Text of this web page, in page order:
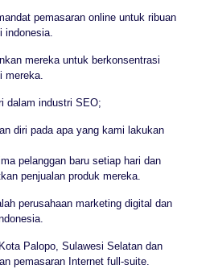
pemasaran online untuk ribuan
indonesia.
mereka untuk berkonsentrasi
mereka.
dalam industri SEO;
diri pada apa yang kami lakukan
pelanggan baru setiap hari dan
penjualan produk mereka.
perusahaan marketing digital dan
Palopo, Sulawesi Selatan dan
pemasaran Internet full-suite.